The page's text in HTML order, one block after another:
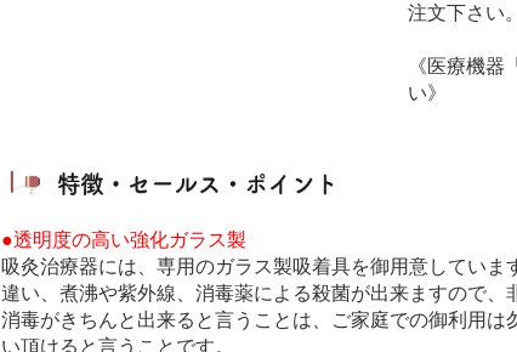
注文下さい。
《医療機
い》
●透明度の高い強化ガラス製
吸灸治療器には、専用のガラス製吸着具を御用意していま
違い、煮沸や紫外線、消毒薬による殺菌が出来ますので、
消毒がきちんと出来ると言うことは、ご家庭での御利用は
い頂けると言うことです。